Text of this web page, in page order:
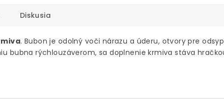
Diskusia
. Bubon je odolný voči nárazu a úderu, otvory pre
bubna rýchlouzáverom, sa doplnenie krmiva stáva